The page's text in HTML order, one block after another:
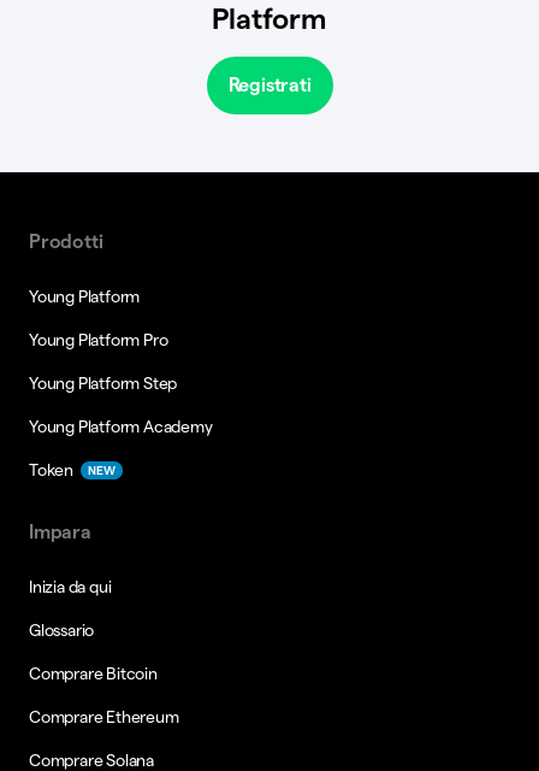
Platform
Registrati
Prodotti
Young Platform
Young Platform Pro
Young Platform Step
Young Platform Academy
Token NEW
Impara
Inizia da qui
Glossario
Comprare Bitcoin
Comprare Ethereum
Comprare Solana